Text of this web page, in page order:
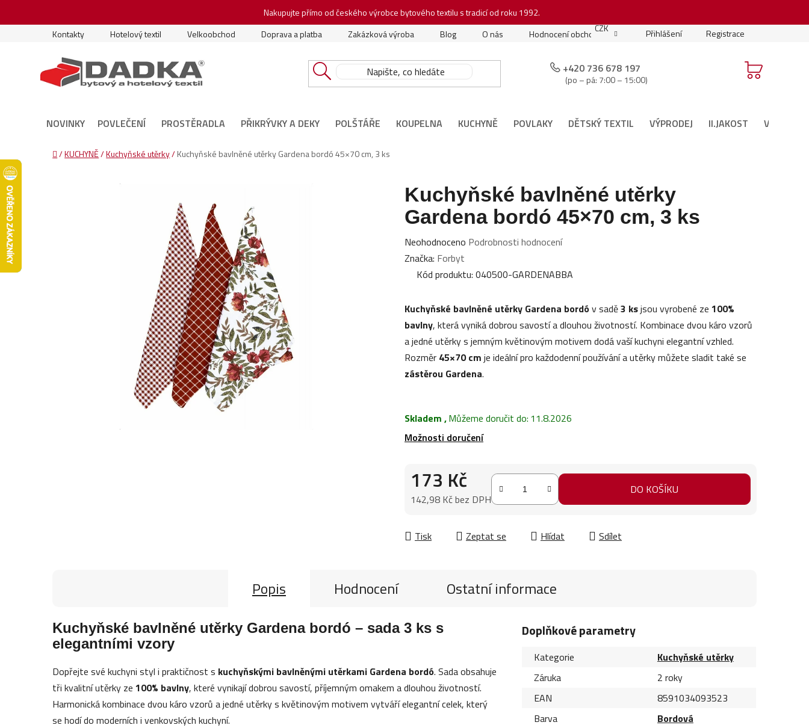
Nakupujte přímo od českého výrobce bytového textilu s tradicí od roku 1992.
Kontakty
Hotelový textil Velkoobchod Doprava a platba Zakázková výroba Blog O nás Hodnocení obchodu Moje objednávka Podmínky soutěže
CZK Přihlášení Registrace
+420 736 678 197
(po – pá: 7:00 – 15:00)
NOVINKY POVLEČENÍ PROSTĚRADLA PŘIKRÝVKY A DEKY POLŠTÁŘE KOUPELNA KUCHYNĚ POVLAKY DĚTSKÝ TEXTIL VÝPRODEJ II.JAKOST VÁNOČNÍ
Domů
/KUCHYNĚ /Kuchyňské utěrky/Kuchyňské bavlněné utěrky Gardena bordó 45×70 cm, 3 ks
Kuchyňské bavlněné utěrky
Gardena bordó 45×70 cm, 3 ks
Průměrné
hodnocení
produktu
0,0
z
5
hvězdiček.
Neohodnoceno Podrobnosti hodnocení
Značka: Forbyt
Kód produktu: 040500-GARDENABBA
Kuchyňské bavlněné utěrky Gardena bordóv sadě3 ksjsou vyrobené ze 100%
bavlny, která vyniká dobrou savostí a dlouhou životností. Kombinace dvou káro vzorů
a jedné utěrky s jemným květinovým motivem dodá vaší kuchyni elegantní vzhled.
Rozměr 45×70 cm je ideální pro každodenní používání a utěrky můžete sladit také se
zástěrou Gardena.
Skladem ,Můžeme doručit do: 11.8.2026
Možnosti doručení
173 Kč
142,98 Kč bez DPH
DO KOŠÍKU
Tisk Zeptat se Hlídat Sdílet
Popis Hodnocení Ostatní informace
Kuchyňské bavlněné utěrky Gardena bordó – sada 3 ks s
elegantními vzory
Dopřejte své kuchyni styl i praktičnost s kuchyňskými bavlněnými utěrkami Gardena bordó. Sada obsahuje
tři kvalitní utěrky ze100% bavlny, které vynikají dobrou savostí, příjemným omakem a dlouhou životností.
Harmonická kombinace dvou káro vzorů a jedné utěrky s květinovým motivem vytváří elegantní celek, který
se hodí do moderních i venkovských kuchyní.
Doplňkové parametry
Kategorie
Kuchyňské utěrky
Záruka
2 roky
EAN
8591034093523
Barva
Bordová